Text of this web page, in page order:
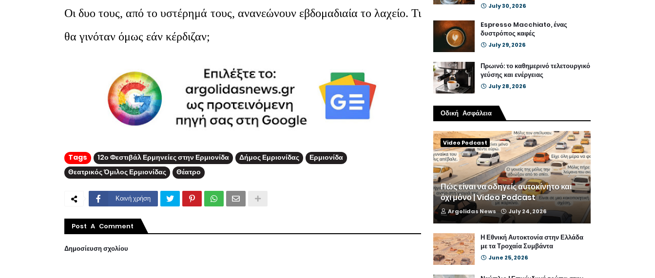
Οι δυο τους, από το υστέρημά τους, ανανεώνουν εβδομαδιαία το λαχείο. Τι
θα γινόταν όμως εάν κέρδιζαν;
Tags 12ο Φεστιβάλ Ερμηνείες στην Ερμιονίδα Δήμος Εμριονίδας
Ερμιονίδα
Θεατρικός Όμιλος Ερμιονίδας
Θέατρο
Κοινή χρήση
Post A Comment
Δημοσίευση σχολίου
July 30, 2026
Espresso Macchiato, ένας
δυστρόπος καφές
July 29, 2026
Πρωινό: το καθημερινό τελετουργικό
γεύσης και ενέργειας
July 28, 2026
Οδική Ασφάλεια
Video Podcast
Πώς είναι να οδηγείς αυτοκίνητο και
όχι μόνο | Video Podcast
Argolidas News July 24, 2026
Η Εθνική Αυτοκτονία στην Ελλάδα
με τα Τροχαία Συμβάντα
June 25, 2026